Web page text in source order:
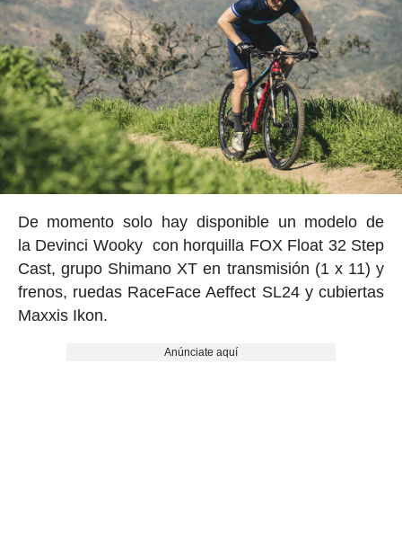
De momento solo hay disponible un modelo de
la Devinci Wooky con horquilla FOX Float 32 Step
Cast, grupo Shimano XT en transmisión (1 x 11) y
frenos, ruedas RaceFace Aeffect SL24 y cubiertas
Maxxis Ikon.
Anúnciate aquí